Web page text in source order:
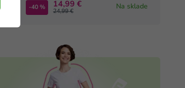
-40 % 14,99 €
24,99 €
Na sklade